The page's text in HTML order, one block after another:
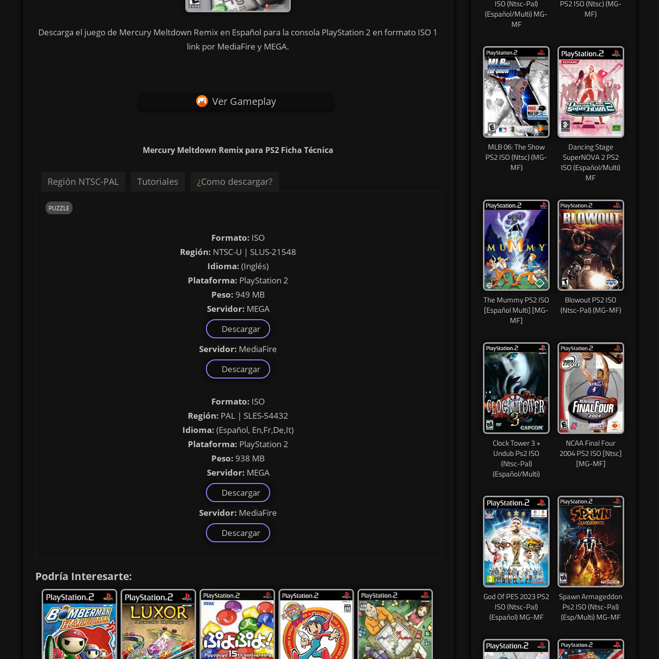
Descarga el juego de Mercury Meltdown Remix en Español para la consola PlayStation 2 en formato ISO 1
link por MediaFire y MEGA.
Ver Gameplay
Mercury Meltdown Remix para PS2 Ficha Técnica
Región NTSC-PAL Tutoriales ¿Como descargar?
PUZZLE
Formato: ISO
Región: NTSC-U | SLUS-21548
Idioma: (Inglés)
Plataforma: PlayStation 2
Peso: 949 MB
Servidor: MEGA
Descargar
Servidor: MediaFire
Descargar
Formato: ISO
Región: PAL | SLES-54432
Idioma: (Español, En,Fr,De,It)
Plataforma: PlayStation 2
Peso: 938 MB
Servidor: MEGA
Descargar
Servidor: MediaFire
Descargar
Podría Interesarte:
ISO (Ntsc-Pal)
(Español/Multi) MG-
MF
PS2 ISO (Ntsc) (MG-
MF)
MLB 06: The Show
PS2 ISO (Ntsc) (MG-
MF)
Dancing Stage
SuperNOVA 2 PS2
ISO (Español/Multi)
MF
The Mummy PS2 ISO
[Español Multi] [MG-
MF]
Blowout PS2 ISO
(Ntsc-Pal) (MG-MF)
Clock Tower 3 +
Undub Ps2 ISO
(Ntsc-Pal)
(Español/Multi)
NCAA Final Four
2004 PS2 ISO [Ntsc]
[MG-MF]
God Of PES 2023 PS2
ISO (Ntsc-Pal)
(Español) MG-MF
Spawn Armageddon
Ps2 ISO (Ntsc-Pal)
(Esp/Multi) MG-MF